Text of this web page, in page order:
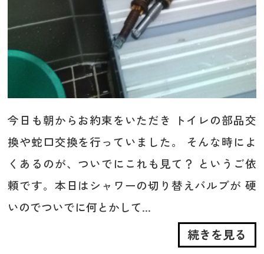
今日も朝からお約束をいただき トイレの部品交
換や蛇口交換を行っていました。 そんな時によ
くあるのが、ついでにこれも見て？ というご依
頼です。本日はシャワーの切り替えバルブが 硬
いのでついでに何とかして...
続きを見る